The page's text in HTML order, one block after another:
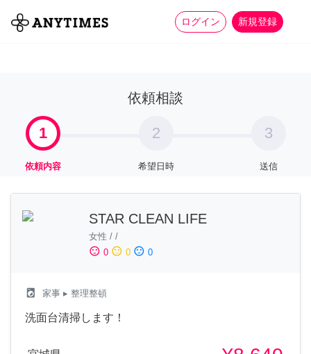
ログイン 新規登録
全て 家事 more_horiz
依頼相談
1
依頼内容
2
希望日時
3
送信
STAR CLEAN LIFE
女性 / /
sentiment_satisfied 0 sentiment_neutral 0 sentiment_dissatisfied 0
local_laundry_service 家事 ▸ 整理整頓
洗面台清掃します！